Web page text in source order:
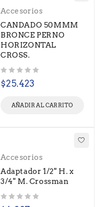
Accesorios
CANDADO 50MMM
BRONCE PERNO
HORIZONTAL
CROSS.
$25.423
AÑADIR AL CARRITO
Accesorios
Adaptador 1/2" H. x
3/4" M. Crossman